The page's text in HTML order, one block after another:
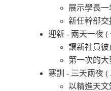
展示學長
新任幹部交
迎新 - 兩天一夜 (
讓新社員彼
第一次的
寒訓 - 三天兩夜 (
以精進天